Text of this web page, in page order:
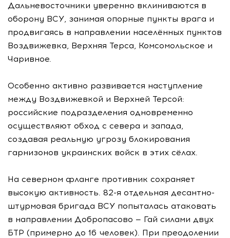
Дальневосточники уверенно вклиниваются в
оборону ВСУ, занимая опорные пункты врага и
продвигаясь в направлении населённых пунктов
Воздвижевка, Верхняя Терса, Комсомольское и
Чаривное.
Особенно активно развивается наступление
между Воздвижевкой и Верхней Терсой:
российские подразделения одновременно
осуществляют обход с севера и запада,
создавая реальную угрозу блокирования
гарнизонов украинских войск в этих сёлах.
На северном фланге противник сохраняет
высокую активность. 82-я отдельная десантно-
штурмовая бригада ВСУ попыталась атаковать
в направлении Добропасово — Гай силами двух
БТР (примерно до 16 человек). При преодолении